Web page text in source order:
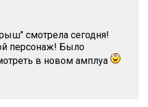
смотрела сегодня!
персонаж! Было
в новом амплуа